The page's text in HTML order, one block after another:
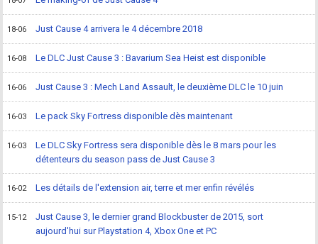
18-06 Just Cause 4 arrivera le 4 décembre 2018
16-08 Le DLC Just Cause 3 : Bavarium Sea Heist est disponible
16-06 Just Cause 3 : Mech Land Assault, le deuxième DLC le 10 juin
16-03 Le pack Sky Fortress disponible dès maintenant
16-03
Le DLC Sky Fortress sera disponible dès le 8 mars pour les
détenteurs du season pass de Just Cause 3
16-02 Les détails de l'extension air, terre et mer enfin révélés
15-12
Just Cause 3, le dernier grand Blockbuster de 2015, sort
aujourd'hui sur Playstation 4, Xbox One et PC